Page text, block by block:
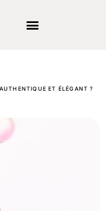
ET ÉLÉGANT ?